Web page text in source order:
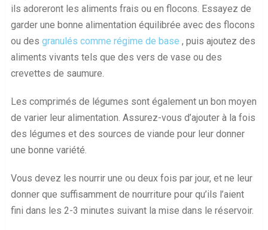
ils adoreront les aliments frais ou en flocons. Essayez de
garder une bonne alimentation équilibrée avec des flocons
ou des granulés comme régime de base , puis ajoutez des
aliments vivants tels que des vers de vase ou des
crevettes de saumure.
Les comprimés de légumes sont également un bon moyen
de varier leur alimentation. Assurez-vous d’ajouter à la fois
des légumes et des sources de viande pour leur donner
une bonne variété.
Vous devez les nourrir une ou deux fois par jour, et ne leur
donner que suffisamment de nourriture pour qu’ils l’aient
fini dans les 2-3 minutes suivant la mise dans le réservoir.